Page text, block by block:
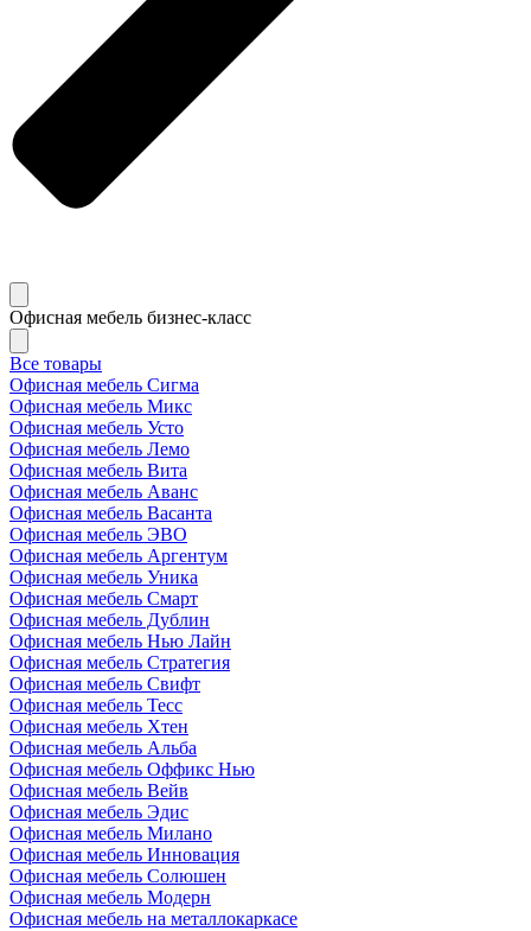
Офисная мебель бизнес-класс
Все товары
Офисная мебель Сигма
Офисная мебель Микс
Офисная мебель Усто
Офисная мебель Лемо
Офисная мебель Вита
Офисная мебель Аванс
Офисная мебель Васанта
Офисная мебель ЭВО
Офисная мебель Аргентум
Офисная мебель Уника
Офисная мебель Смарт
Офисная мебель Дублин
Офисная мебель Нью Лайн
Офисная мебель Стратегия
Офисная мебель Свифт
Офисная мебель Тесс
Офисная мебель Хтен
Офисная мебель Альба
Офисная мебель Оффикс Нью
Офисная мебель Вейв
Офисная мебель Эдис
Офисная мебель Милано
Офисная мебель Инновация
Офисная мебель Солюшен
Офисная мебель Модерн
Офисная мебель на металлокаркасе